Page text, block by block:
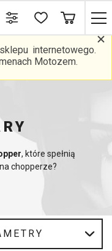
internetowego.
Motozem.
, które spełnią
chopperze?
razie zapoznaj się z
Gogli
do kasków